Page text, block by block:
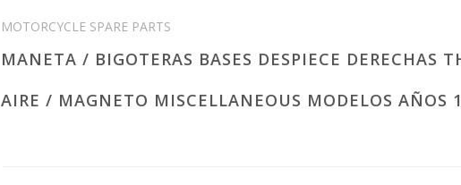
MOTORCYCLE SPARE PARTS
MANETA / BIGOTERAS BASES DESPIECE DERECHAS
AIRE / MAGNETO MISCELLANEOUS MODELOS AÑOS